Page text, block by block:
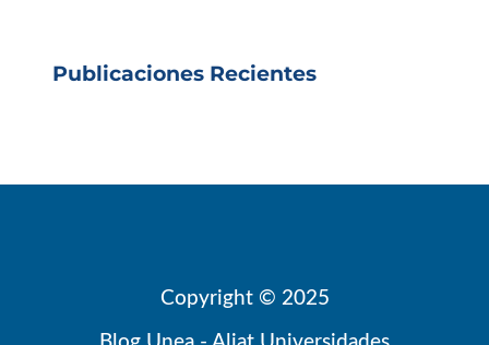
Publicaciones Recientes
Copyright © 2025